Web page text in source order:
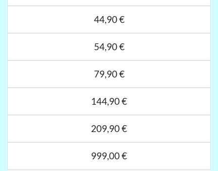
44,90 €
54,90 €
79,90 €
144,90 €
209,90 €
999,00 €